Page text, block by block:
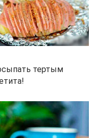
тертым